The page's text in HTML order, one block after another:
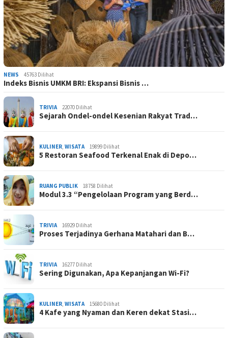
NEWS 45763 Dilihat
Indeks Bisnis UMKM BRI: Ekspansi Bisnis …
TRIVIA 22070 Dilihat
Sejarah Ondel-ondel Kesenian Rakyat Trad…
KULINER, WISATA 19899 Dilihat
5 Restoran Seafood Terkenal Enak di Depo…
RUANG PUBLIK 18758 Dilihat
Modul 3.3 “Pengelolaan Program yang Berd…
TRIVIA 16929 Dilihat
Proses Terjadinya Gerhana Matahari dan B…
TRIVIA 16277 Dilihat
Sering Digunakan, Apa Kepanjangan Wi-Fi?
KULINER, WISATA 15680 Dilihat
4 Kafe yang Nyaman dan Keren dekat Stasi…